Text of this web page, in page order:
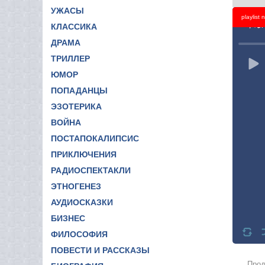
УЖАСЫ
КЛАССИКА
ДРАМА
ТРИЛЛЕР
ЮМОР
ПОПАДАНЦЫ
ЭЗОТЕРИКА
ВОЙНА
ПОСТАПОКАЛИПСИС
ПРИКЛЮЧЕНИЯ
РАДИОСПЕКТАКЛИ
ЭТНОГЕНЕЗ
АУДИОСКАЗКИ
БИЗНЕС
ФИЛОСОФИЯ
ПОВЕСТИ И РАССКАЗЫ
playlist